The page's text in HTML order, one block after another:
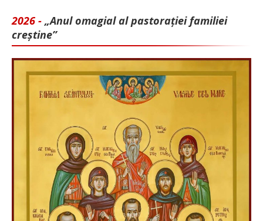
2026 - „Anul omagial al pastorației familiei
creștine”